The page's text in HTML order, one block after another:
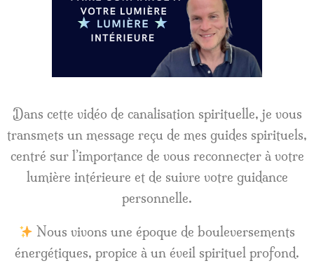
Dans cette vidéo de canalisation spirituelle, je vous
transmets un message reçu de mes guides spirituels,
centré sur l’importance de vous reconnecter à votre
lumière intérieure et de suivre votre guidance
personnelle.
Nous vivons une époque de bouleversements
énergétiques, propice à un éveil spirituel profond.